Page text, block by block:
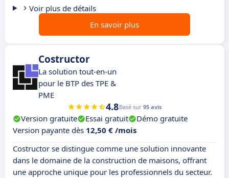
Voir plus de détails
En savoir plus
Costructor
La solution tout-en-un
pour le BTP des TPE &
PME
4.8Basé sur 95 avis
Version gratuite Essai gratuit
Démo gratuite
Version payante dès 12,50 € /mois
Costructor se distingue comme une solution innovante
dans le domaine de la construction de maisons, offrant
une approche unique pour les professionnels du secteur.